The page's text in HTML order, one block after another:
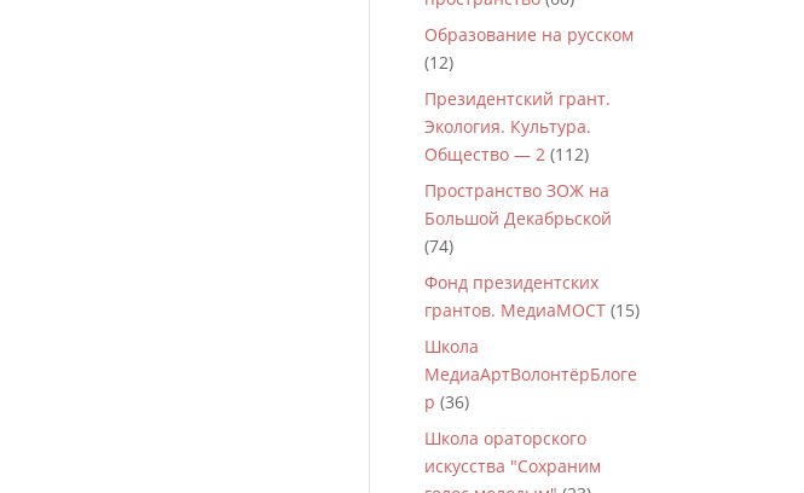
Образование на русском
(12)
Президентский грант.
Экология. Культура.
Общество — 2 (112)
Пространство ЗОЖ на
Большой Декабрьской
(74)
Фонд президентских
грантов. МедиаМОСТ (15)
Школа
МедиаАртВолонтёрБлоге
р (36)
Школа ораторского
искусства "Сохраним